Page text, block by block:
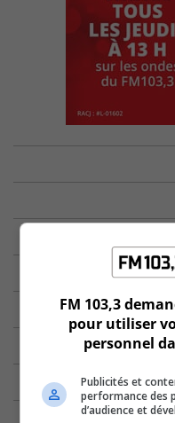
FM 103,3
pour utiliser
personnel
Publicités et
performance des
d’audience et